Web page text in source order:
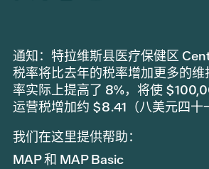
通知：特拉维斯县医疗保健区
税率将比去年的税率增加更多的
率实际上提高了 8%，将使
运营税增加约 $8.41（八美元四十
我们在这里提供帮助：
MAP 和 MAP Basic